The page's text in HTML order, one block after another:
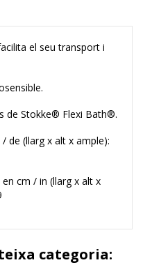
el seu transport i
de Stokke® Flexi Bath®.
de (llarg x alt x ample):
cm / in (llarg x alt x
categoria: